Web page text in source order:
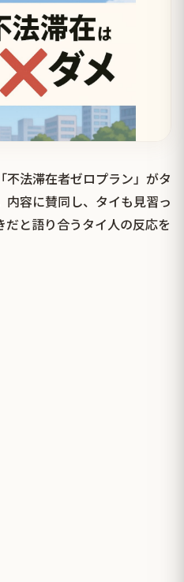
不法滞在者ゼロプラン」がタ
容に賛同し、タイも見習っ
と語り合うタイ人の反応を